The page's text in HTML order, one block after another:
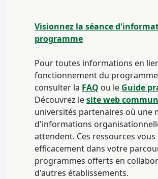
Visionnez la séance
programme
Pour toutes informations en
fonctionnement du
consulter la FAQ ou le Guide
Découvrez lesite web commun
universités partenaires où une
d'informations
attendent. Ces ressources
efficacement dans votre
programmes offerts en
d'autres établissements.